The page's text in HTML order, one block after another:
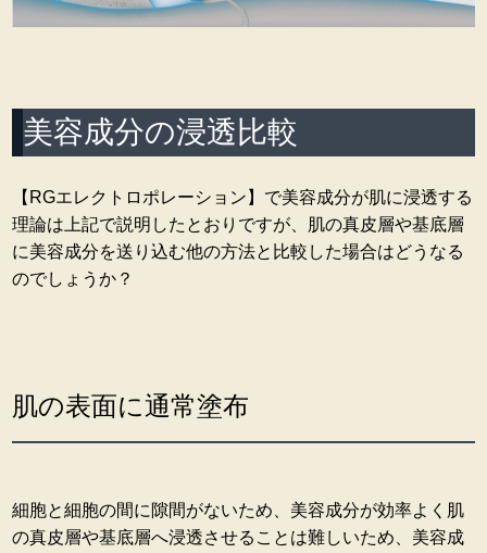
美容成分の浸透比較
【RGエレクトロポレーション】で美容成分が肌に浸透する
理論は上記で説明したとおりですが、肌の真皮層や基底層
に美容成分を送り込む他の方法と比較した場合はどうなる
のでしょうか？
肌の表面に通常塗布
細胞と細胞の間に隙間がないため、美容成分が効率よく肌
の真皮層や基底層へ浸透させることは難しいため、美容成